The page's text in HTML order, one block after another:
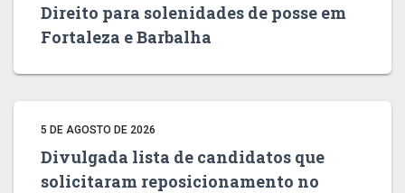
Direito para solenidades de posse em
Fortaleza e Barbalha
5 DE AGOSTO DE 2026
Divulgada lista de candidatos que
solicitaram reposicionamento no